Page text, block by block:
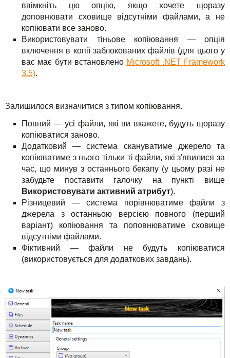
ввімкніть цю опцію, якщо хочете щоразу
доповнювати сховище відсутніми файлами, а не
копіювати все заново.
Використовувати тіньове копіювання — опція
включення в копії заблокованих файлів (для цього у
вас має бути встановлено Microsoft .NET Framework
3.5).
Залишилося визначитися з типом копіювання.
Повний — усі файли, які ви вкажете, будуть щоразу
копіюватися заново.
Додатковий — система скануватиме джерело та
копіюватиме з нього тільки ті файли, які з'явилися за
час, що минув з останнього бекапу (у цьому разі не
забудьте поставити галочку на пункті вище
Використовувати активний атрибут).
Різницевий — система порівнюватиме файли з
джерела з останньою версією повного (перший
варіант) копіювання та поповнюватиме сховище
відсутніми файлами.
Фіктивний — файли не будуть копіюватися
(використовується для додаткових завдань).